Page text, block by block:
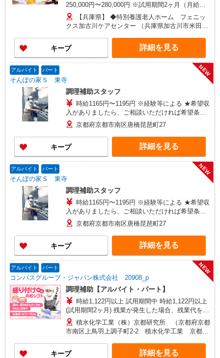
250,000円〜280,000円 ※試用期間2ヶ月（月給
250,000円〜280,000円） ※給与幅は経験による
【エリア調理師職】 月給270,000円〜320,000円
※試用期間2〜6ヶ月（月給270,000円） ※給与幅
は調理技術・コミュニケーション力による
【兵庫県】 ◆特別養護老人ホーム フェニッ
クス加古川ケアセンター （兵庫県加古川市米田町
田5-3-13） ◆城陽江尻病院 （兵庫県姫路市北条1-
279） 【京都府】 ◆特別養護老人ホーム 塔南の
園 （京都府京都市南区西九条菅田町4-2） ◆住宅
型有料老人ホーム 北野マリアヴィラ （京都府京都
市上京区仁和寺街道千本西入五番町153） ◆特別
養護老人ホーム 西山寮 （京都府京都市西京区大
原野石作町256-1） ◆高齢者福祉施設 西七条
（京都府京都市下京区西七条八幡町29） ◆宇治病
院 （京都府宇治市五ケ庄芝ノ東54-2） 【大阪府】
◆特別養護老人ホーム ぐんげ今城の丘 （大阪府
ム さざなみ鶴山台 （大阪府和泉市鶴山台3-2-2）
【奈良県】 ◆奈良春日病院 （奈良県奈良市鹿野園
町1212-1）
キープ 詳細を見る
アルバイト パート
そんぽの家Ｓ 東寺
NEW
調理補助スタッフ
時給1165円〜1195円 ※経験等による ★希望収
入がありましたら、ご相談いただければ希望条件
に合うかの確認もいたします。 ★時間外手当別
途支給 ★上記金額は働きがい向上手当を含みま
す。 ★働きがい向上手当※26年6月改定（地域に
より異なる） 社会保険加入者は更に＋30円
京都府京都市南区唐橋琵琶町27
キープ 詳細を見る
アルバイト パート
そんぽの家Ｓ 東寺
NEW
調理補助スタッフ
時給1165円〜1195円 ※経験等による ★希望収
入がありましたら、ご相談いただければ希望条件
に合うかの確認もいたします。 ★時間外手当別
途支給 ★上記金額は働きがい向上手当を含みま
す。 ★働きがい向上手当※26年6月改定（地域に
より異なる） 社会保険加入者は更に＋30円
京都府京都市南区唐橋琵琶町27
キープ 詳細を見る
アルバイト パート
コンパスグループ・ジャパン株式会社 20908_p
NEW
調理補助【アルバイト・パート】
時給1,122円以上 試用期間中 時給1,122円以上
(試用期間2ヶ月) 残業が発生した場合、残業代を1
分単位で別途支給します。
積水化学工業（株）京都研究所 （京都府京都
市南区上鳥羽上調子町2-2 積水化学工業 京都研
キープ 詳細を見る